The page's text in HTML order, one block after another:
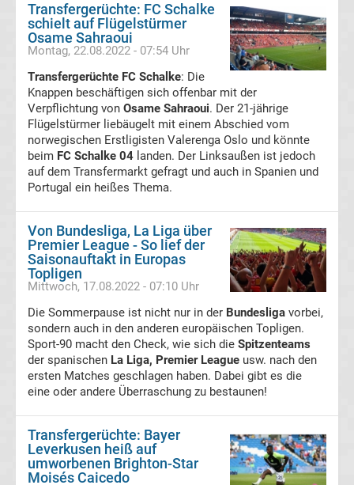
Ergebnisse
A
Tabelle
Transfergerüchte
Transfergerüchte
Deutschland
Transfergerüchte
England
Transfergerüchte
Transfergerüchte
Transfergerüchte: FC Schalke
schielt auf Flügelstürmer
Osame Sahraoui
Montag, 22.08.2022 - 07:54 Uhr
Transfergerüchte FC Schalke: Die
Knappen beschäftigen sich offenbar mit der
Verpflichtung von Osame Sahraoui. Der 21-jährige
Flügelstürmer liebäugelt mit einem Abschied vom
norwegischen Erstligisten Valerenga Oslo und könnte
beim FC Schalke 04 landen. Der Linksaußen ist jedoch
auf dem Transfermarkt gefragt und auch in Spanien und
Portugal ein heißes Thema.
Von Bundesliga, La Liga über
Premier League - So lief der
Saisonauftakt in Europas
Topligen
Mittwoch, 17.08.2022 - 07:10 Uhr
Die Sommerpause ist nicht nur in der Bundesliga vorbei,
sondern auch in den anderen europäischen Topligen.
Sport-90 macht den Check, wie sich die Spitzenteams
der spanischen La Liga, Premier League usw. nach den
ersten Matches geschlagen haben. Dabei gibt es die
eine oder andere Überraschung zu bestaunen!
Transfergerüchte: Bayer
Leverkusen heiß auf
umworbenen Brighton-Star
Moisés Caicedo